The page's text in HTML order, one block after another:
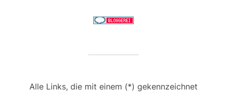
Alle Links, die mit einem (*) gekennzeichnet